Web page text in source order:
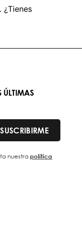
ÚLTIMAS
SUSCRIBIRME
nuestrapolítica